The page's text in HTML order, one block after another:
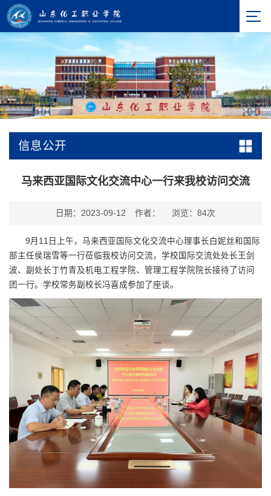
信息公开
马来西亚国际文化交流中心一行来我校访问交流
日期：2023-09-12 作者： 浏览： 84次
9月11日上午，马来西亚国际文化交流中心理事长白妮丝和国际
部主任侯瑞雪等一行莅临我校访问交流，学校国际交流处处长王剑
波、副处长丁竹青及机电工程学院、管理工程学院院长接待了访问
团一行。学校常务副校长冯喜成参加了座谈。